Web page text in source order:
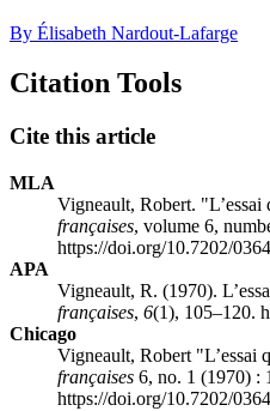
By Élisabeth Nardout-Lafarge
Citation Tools
Cite this article
MLA
Vigneault, Robert. "L’essai
françaises, volume 6,
https://doi.org/10.7202/
APA
Vigneault, R. (1970).
françaises, 6(1), 105–120.
Chicago
Vigneault, Robert "L’essai
françaises 6, no. 1 (1970) :
https://doi.org/10.7202/